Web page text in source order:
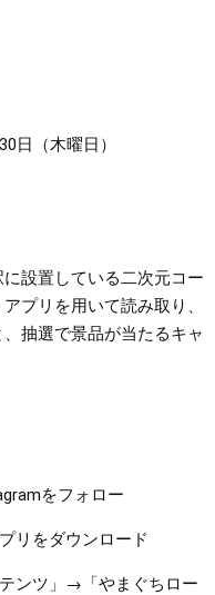
日（木曜日）
設置している二次元コー
プリを用いて読み取り、
抽選で景品が当たるキャ
をフォロー
リをダウンロード
ンツ」→「やまぐちロー